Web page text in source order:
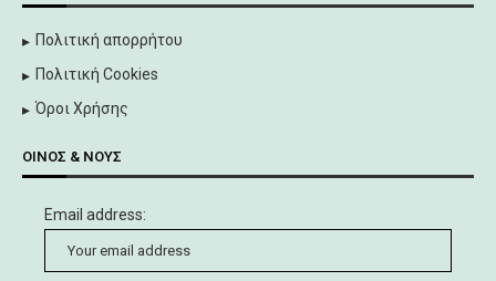
Πολιτική απορρήτου
Πολιτική Cookies
Όροι Χρήσης
ΟΊΝΟΣ & ΝΟΥΣ
Email address: